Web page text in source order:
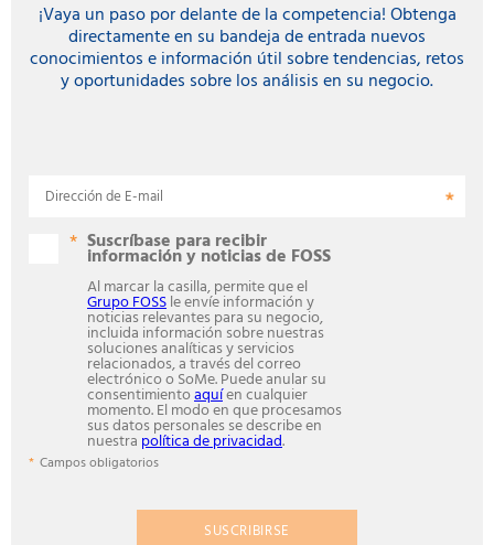
¡Vaya un paso por delante de la competencia! Obtenga
directamente en su bandeja de entrada nuevos
conocimientos e información útil sobre tendencias, retos
y oportunidades sobre los análisis en su negocio.
Dirección de E-mail
Suscríbase para recibir
información y noticias de FOSS
Al marcar la casilla, permite que el
Grupo FOSSle envíe información y
noticias relevantes para su negocio,
incluida información sobre nuestras
soluciones analíticas y servicios
relacionados, a través del correo
electrónico o SoMe. Puede anular su
consentimientoaquíen cualquier
momento. El modo en que procesamos
sus datos personales se describe en
nuestra política de privacidad.
Campos obligatorios
SUSCRIBIRSE